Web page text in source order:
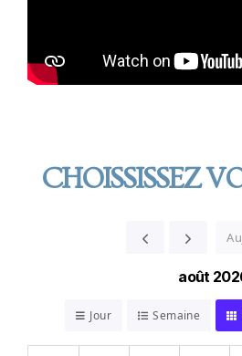
CHOISSISSEZ
août
Jour Semaine